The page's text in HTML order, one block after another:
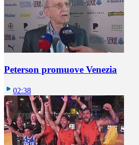
Peterson promuove Venezia
02:38